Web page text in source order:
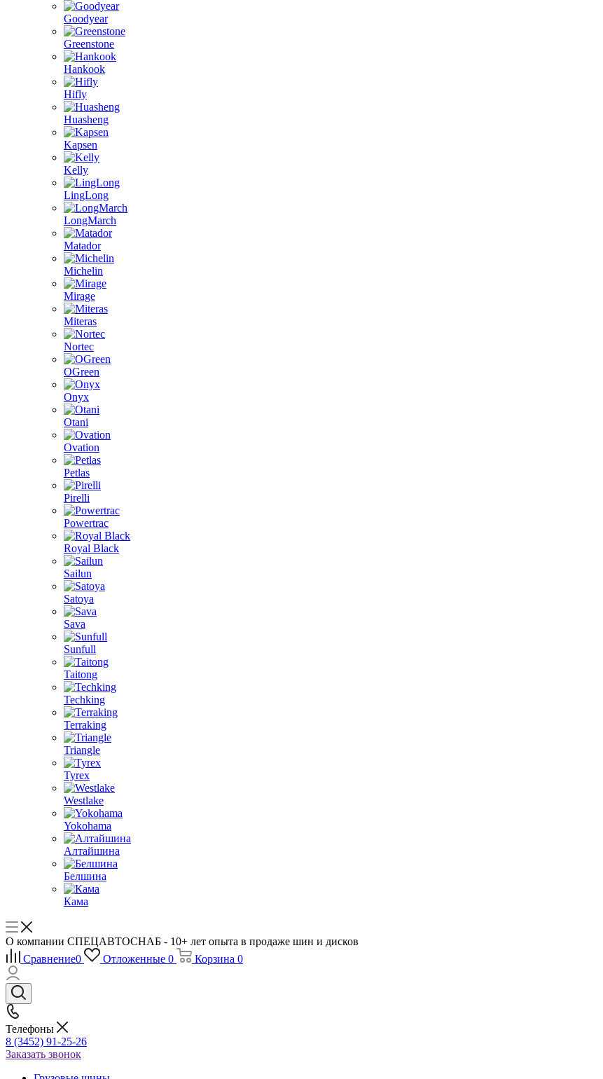
Goodyear
Greenstone
Hankook
Hifly
Huasheng
Kapsen
Kelly
LingLong
LongMarch
Matador
Michelin
Mirage
Miteras
Nortec
OGreen
Onyx
Otani
Ovation
Petlas
Pirelli
Powertrac
Royal Black
Sailun
Satoya
Sava
Sunfull
Taitong
Techking
Terraking
Triangle
Tyrex
Westlake
Yokohama
Алтайшина
Белшина
Кама
О компании СПЕЦАВТОСНАБ - 10+ лет опыта в продаже шин и дисков
Сравнение0 Отложенные 0 Корзина 0
Телефоны
8 (3452) 91-25-26
Заказать звонок